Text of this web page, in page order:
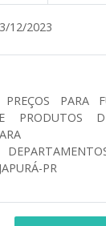
12/2023
PARA
PRODUTOS
PR